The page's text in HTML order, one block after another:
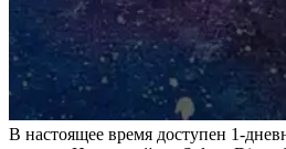
В настоящее время доступен 1-